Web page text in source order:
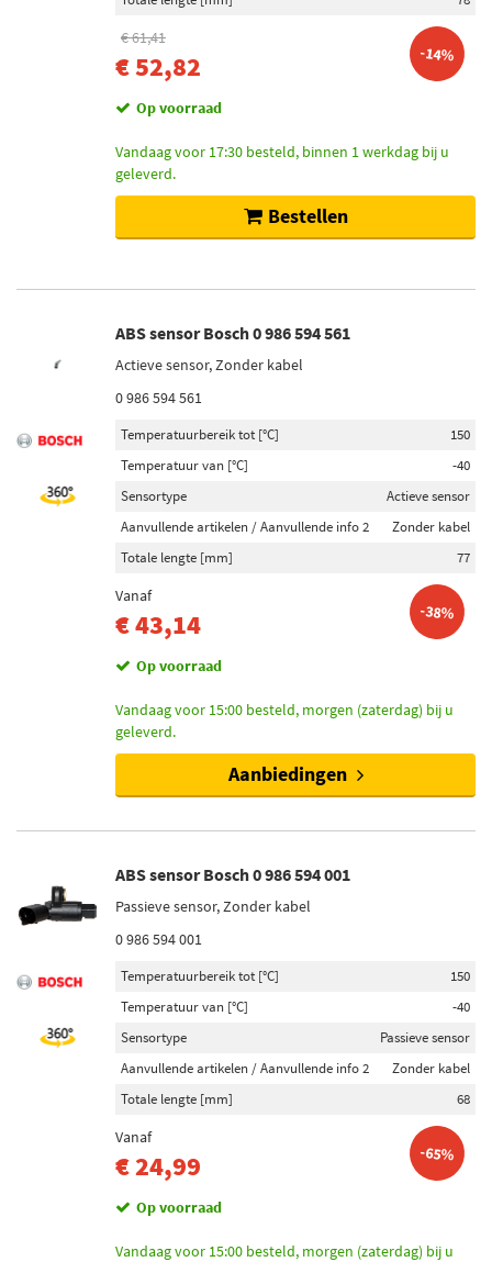
€ 61,41
€ 52,82 -14%
Op voorraad
Vandaag voor 17:30 besteld, binnen 1 werkdag bij u
geleverd.
Bestellen
ABS sensor Bosch 0 986 594 561
Actieve sensor, Zonder kabel
0 986 594 561
Temperatuurbereik tot [°C]
150
Temperatuur van [°C]
-40
Sensortype
Actieve sensor
Aanvullende artikelen / Aanvullende info 2
Zonder kabel
Totale lengte [mm]
77
Vanaf
€ 43,14 -38%
Op voorraad
Vandaag voor 15:00 besteld, morgen (zaterdag) bij u
geleverd.
Aanbiedingen
ABS sensor Bosch 0 986 594 001
Passieve sensor, Zonder kabel
0 986 594 001
Temperatuurbereik tot [°C]
150
Temperatuur van [°C]
-40
Sensortype
Passieve sensor
Aanvullende artikelen / Aanvullende info 2
Zonder kabel
Totale lengte [mm]
68
Vanaf
€ 24,99 -65%
Op voorraad
Vandaag voor 15:00 besteld, morgen (zaterdag) bij u